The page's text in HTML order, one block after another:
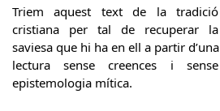
Triem aquest text de la tradició
cristiana per tal de recuperar la
saviesa que hi ha en ell a partir d’una
lectura sense creences i sense
epistemologia mítica.